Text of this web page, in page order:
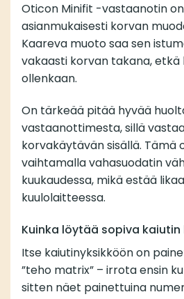
Oticon Minifit -vastaanotin
asianmukaisesti korvan
Kaareva muoto saa sen
vakaasti korvan takana, etkä
ollenkaan.
On tärkeää pitää hyvää
vastaanottimesta, sillä
korvakäytävän sisällä. Tämä
vaihtamalla vahasuodatin
kuukaudessa, mikä estää
kuulolaitteessa.
Kuinka löytää sopiva
Itse kaiutinyksikköön on
”teho matrix” – irrota ensin
sitten näet painettuina